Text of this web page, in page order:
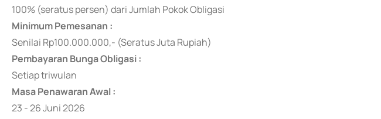
100% (seratus persen) dari Jumlah Pokok Obligasi
Minimum Pemesanan :
Senilai Rp100.000.000,- (Seratus Juta Rupiah)
Pembayaran Bunga Obligasi :
Setiap triwulan
Masa Penawaran Awal :
23 - 26 Juni 2026